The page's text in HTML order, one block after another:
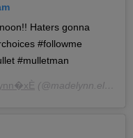
Haters gonna
#followme
#mulletman
(@madelynn.ellagrace) le